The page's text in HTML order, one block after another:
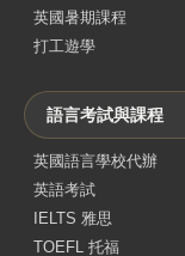
英國暑期課程
打工遊學
語言考試與課程
英國語言學校代辦
英語考試
IELTS 雅思
TOEFL 托福